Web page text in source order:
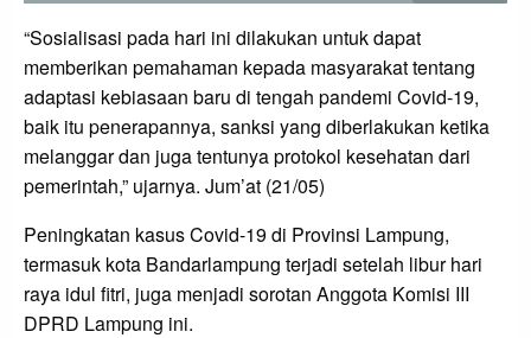
“Sosialisasi pada hari ini dilakukan untuk dapat
memberikan pemahaman kepada masyarakat tentang
adaptasi kebiasaan baru di tengah pandemi Covid-19,
baik itu penerapannya, sanksi yang diberlakukan ketika
melanggar dan juga tentunya protokol kesehatan dari
pemerintah,” ujarnya. Jum’at (21/05)
Peningkatan kasus Covid-19 di Provinsi Lampung,
termasuk kota Bandarlampung terjadi setelah libur hari
raya idul fitri, juga menjadi sorotan Anggota Komisi III
DPRD Lampung ini.